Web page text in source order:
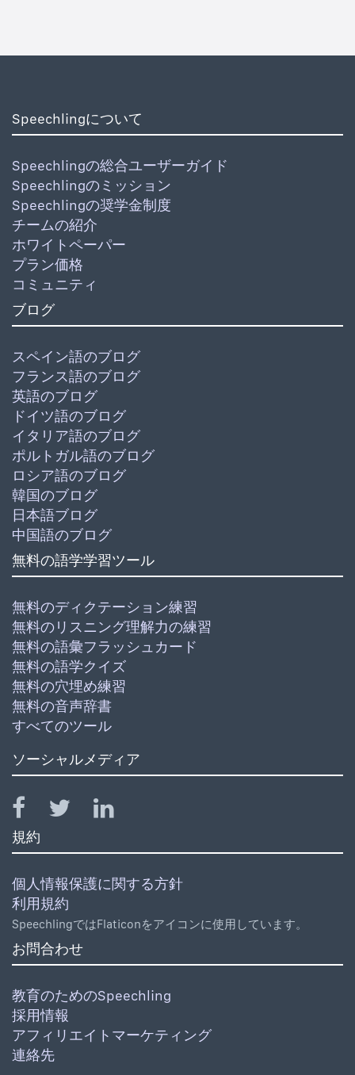
Speechlingについて
Speechlingの総合ユーザーガイド
Speechlingのミッション
Speechlingの奨学金制度
チームの紹介
ホワイトペーパー
プラン価格
コミュニティ
ブログ
スペイン語のブログ
フランス語のブログ
英語のブログ
ドイツ語のブログ
イタリア語のブログ
ポルトガル語のブログ
ロシア語のブログ
韓国のブログ
日本語ブログ
中国語のブログ
無料の語学学習ツール
無料のディクテーション練習
無料のリスニング理解力の練習
無料の語彙フラッシュカード
無料の語学クイズ
無料の穴埋め練習
無料の音声辞書
すべてのツール
ソーシャルメディア
規約
個人情報保護に関する方針
利用規約
SpeechlingではFlaticonをアイコンに使用しています。
お問合わせ
教育のためのSpeechling
採用情報
アフィリエイトマーケティング
連絡先